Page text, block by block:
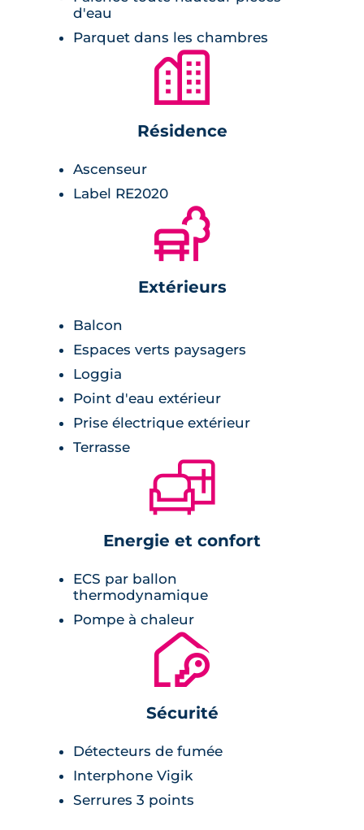
d'eau
Parquet dans les chambres
🏙
Résidence
Ascenseur
Label RE2020
🌲
Extérieurs
Balcon
Espaces verts paysagers
Loggia
Point d'eau extérieur
Prise électrique extérieur
Terrasse
🛋
Energie et confort
ECS par ballon
thermodynamique
Pompe à chaleur
🔐
Sécurité
Détecteurs de fumée
Interphone Vigik
Serrures 3 points